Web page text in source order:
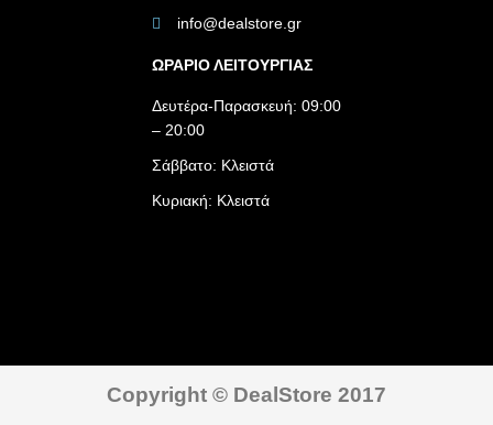
info@dealstore.gr
ΩΡΑΡΙΟ ΛΕΙΤΟΥΡΓΙΑΣ​
Δευτέρα-Παρασκευή: 09:00
– 20:00
Σάββατο: Κλειστά
Κυριακή: Κλειστά
Copyright © DealStore 2017